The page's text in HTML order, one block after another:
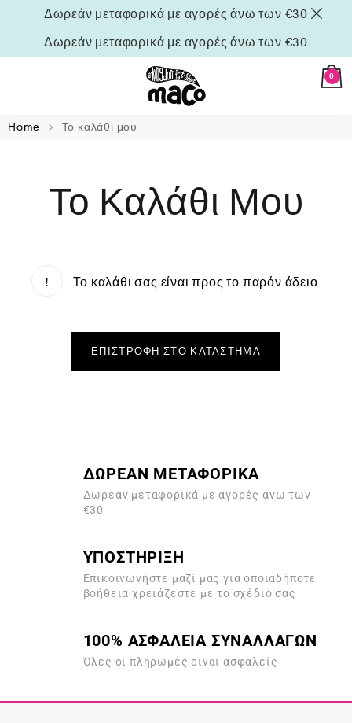
Δωρεάν μεταφορικά με αγορές άνω των €30
Δωρεάν μεταφορικά με αγορές άνω των €30
0
Home Το καλάθι μου
Το Καλάθι Μου
Το καλάθι σας είναι προς το παρόν άδειο.
ΕΠΙΣΤΡΟΦΉ ΣΤΟ ΚΑΤΆΣΤΗΜΑ
ΔΩΡΕΑΝ ΜΕΤΑΦΟΡΙΚΑ
Δωρεάν μεταφορικά με αγορές άνω των
€30
ΥΠΟΣΤΗΡΙΞΗ
Επικοινωνήστε μαζί μας για οποιαδήποτε
βοήθεια χρειάζεστε με το σχέδιό σας
100% ΑΣΦΑΛΕΙΑ ΣΥΝΑΛΛΑΓΩΝ
Όλες οι πληρωμές είναι ασφαλείς